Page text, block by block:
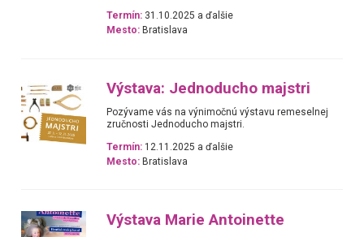
Termín: 31.10.2025 a ďalšie
Mesto: Bratislava
Výstava: Jednoducho majstri
Pozývame vás na výnimočnú výstavu remeselnej
zručnosti Jednoducho majstri.
Termín: 12.11.2025 a ďalšie
Mesto: Bratislava
Výstava Marie Antoinette